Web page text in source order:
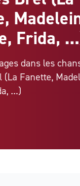
Frida,
dans les
(La Fanette,
...)